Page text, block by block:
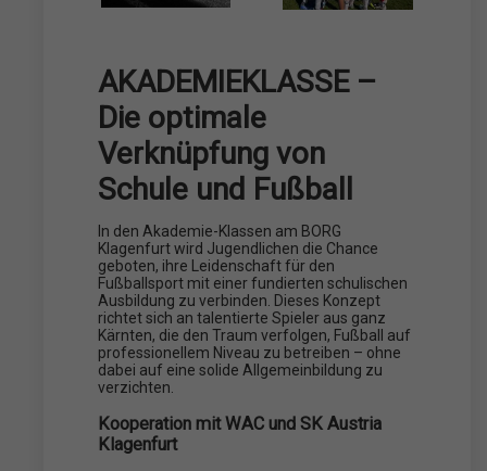
AKADEMIEKLASSE –
Die optimale
Verknüpfung von
Schule und Fußball
In den Akademie-Klassen am BORG
Klagenfurt wird Jugendlichen die Chance
geboten, ihre Leidenschaft für den
Fußballsport mit einer fundierten schulischen
Ausbildung zu verbinden. Dieses Konzept
richtet sich an talentierte Spieler aus ganz
Kärnten, die den Traum verfolgen, Fußball auf
professionellem Niveau zu betreiben – ohne
dabei auf eine solide Allgemeinbildung zu
verzichten.
Kooperation mit WAC und SK Austria
Klagenfurt